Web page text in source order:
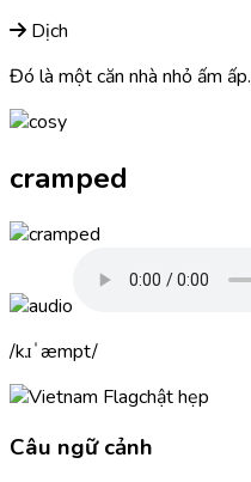
Dịch
Đó là một căn nhà nhỏ ấm ấp.
cramped
kɹˈæmpt
chật hẹp
Câu ngữ cảnh